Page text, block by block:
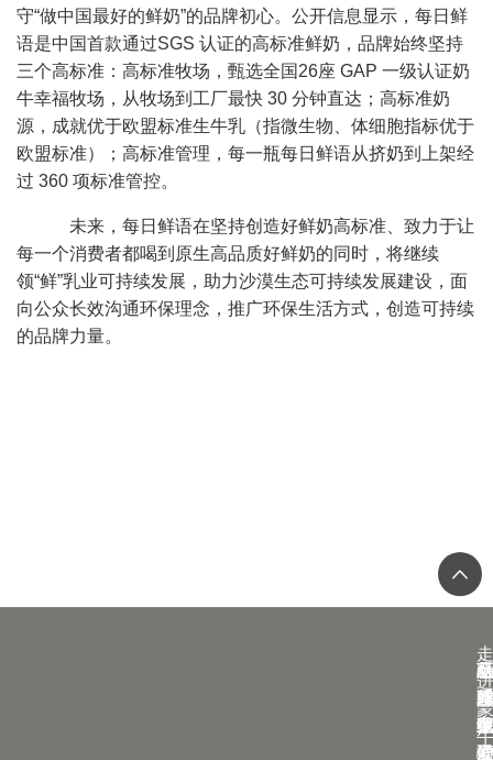
守“做中国最好的鲜奶”的品牌初心。公开信息显示，每日鲜
语是中国首款通过SGS 认证的高标准鲜奶，品牌始终坚持
三个高标准：高标准牧场，甄选全国 26座 GAP 一级认证奶
牛幸福牧场，从牧场到工厂最快 30 分钟直达；高标准奶
源，成就优于欧盟标准生牛乳（指微生物、体细胞指标优于
欧盟标准）；高标准管理，每一瓶每日鲜语从挤奶到上架经
过 360 项标准管控。
未来，每日鲜语在坚持创造好鲜奶高标准、致力于让
每一个消费者都喝到原生高品质好鲜奶的同时，将继续
领“鲜”乳业可持续发展，助力沙漠生态可持续发展建设，面
向公众长效沟通环保理念，推广环保生活方式，创造可持续
的品牌力量。
走
进
蒙
牛
新
闻
中
心
品
质
保
证
品
牌
家
族
可
持
续
发
全
球
至
爱
联
系
我
们